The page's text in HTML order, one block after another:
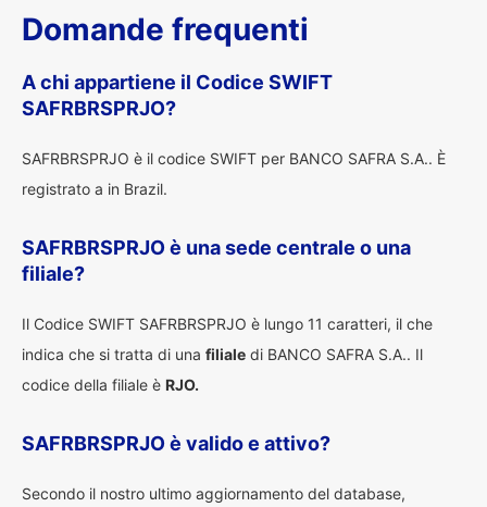
Domande frequenti
A chi appartiene il Codice SWIFT
SAFRBRSPRJO?
SAFRBRSPRJO è il codice SWIFT per BANCO SAFRA S.A.. È
registrato a in Brazil.
SAFRBRSPRJO è una sede centrale o una
filiale?
Il Codice SWIFT SAFRBRSPRJO è lungo 11 caratteri, il che
indica che si tratta di una filiale di BANCO SAFRA S.A.. Il
codice della filiale è RJO.
SAFRBRSPRJO è valido e attivo?
Secondo il nostro ultimo aggiornamento del database,